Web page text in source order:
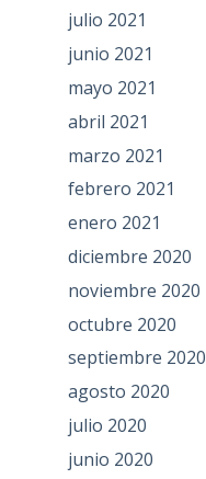
julio 2021
junio 2021
mayo 2021
abril 2021
marzo 2021
febrero 2021
enero 2021
diciembre 2020
noviembre 2020
octubre 2020
septiembre 2020
agosto 2020
julio 2020
junio 2020